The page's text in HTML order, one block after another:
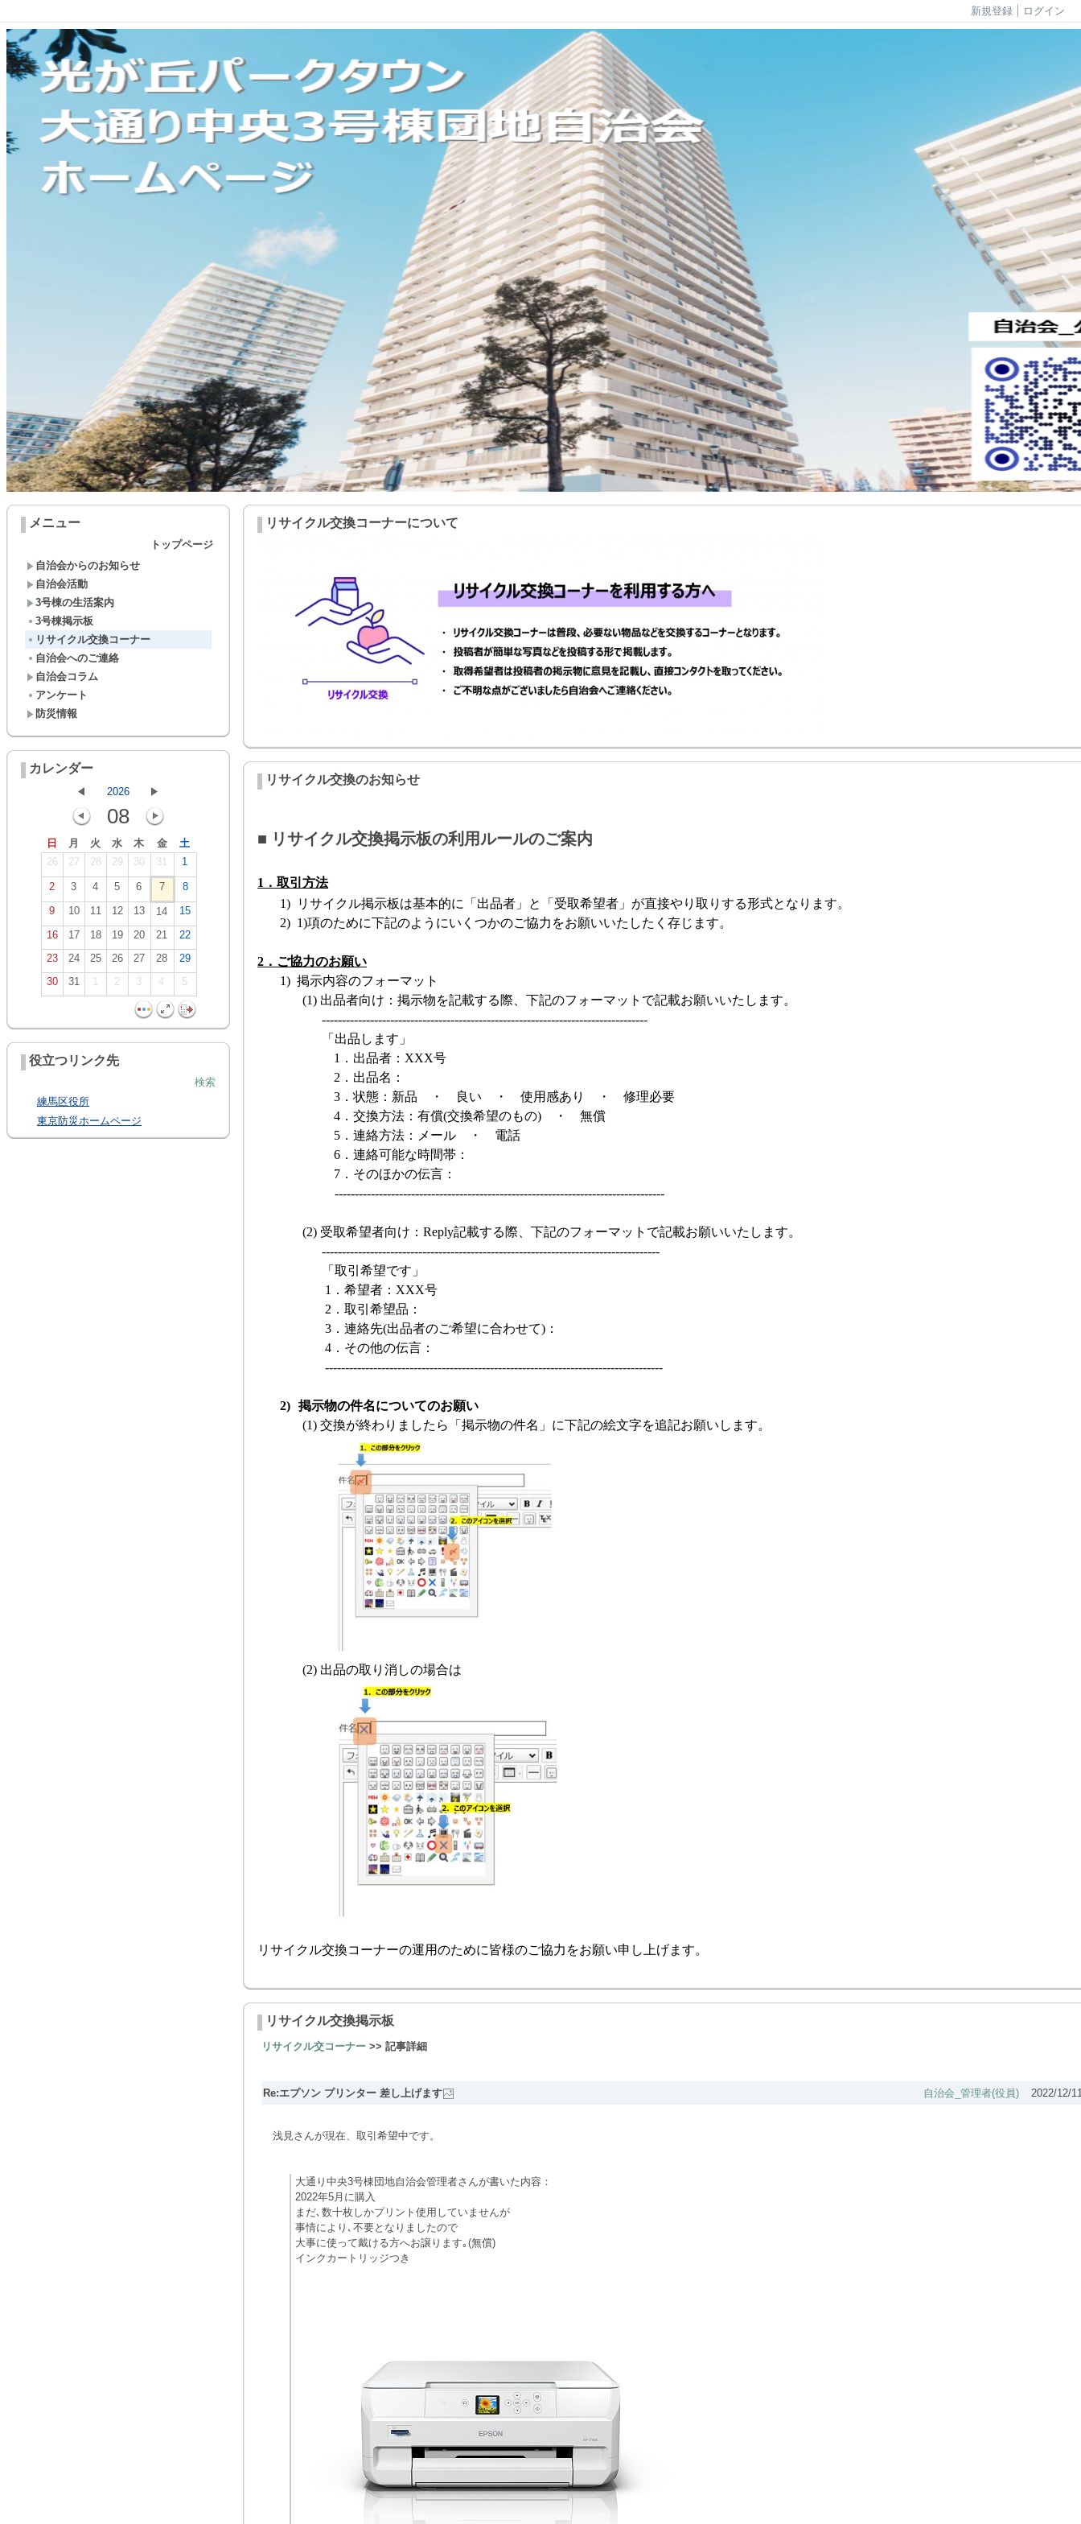
新規登録 ログイン
メニュー
トップページ
自治会からのお知らせ
自治会活動
3号棟の生活案内
3号棟掲示板
リサイクル交換コーナー
自治会へのご連絡
自治会コラム
アンケート
防災情報
カレンダー
2026
08
日 月 火 水 木 金
土
26
27 28 29 30 31 1
2 3 4 5 6 7
8
9
10 11 12 13 14
15
16
17 18 19 20 21
22
23
24 25 26 27 28
29
30
31 1 2 3 4 5
役立つリンク先
検索
練馬区役所
東京防災ホームページ
リサイクル交換コーナーについて
リサイクル交換のお知らせ
■ リサイクル交換掲示板の利用ルールのご案内
1． 取引方法
1)
リサイクル掲示板は基本的に「出品者」と「受取希望者」が直接やり取りする形式となります。
2) 1)項のために下記のようにいくつかのご協力をお願いいたしたく存じます。
2． ご協力のお願い
1) 掲示内容のフォーマット
(1) 出品者向け：掲示物を記載する際、下記のフォーマットで記載お願いいたします。
---------------------------------------------------------------------------------
「出品します」
1． 出品者： XXX号
2． 出品名：
3． 状態：新品 ・ 良い ・ 使用感あり ・ 修理必要
4． 交換方法：有償(交換希望のもの)・ 無償
5． 連絡方法：メール ・ 電話
6． 連絡可能な時間帯：
7． そのほかの伝言：
----------------------------------------------------------------------------------
(2) 受取希望者向け： Reply記載する際、下記のフォーマットで記載お願いいたします。
------------------------------------------------------------------------------------
「取引希望です」
1． 希望者： XXX号
2． 取引希望品：
3． 連絡先(出品者のご希望に合わせて) ：
4． その他の伝言：
------------------------------------------------------------------------------------
2) 掲示物の件名についてのお願い
(1) 交換が終わりましたら「掲示物の件名」に下記の絵文字を追記お願いします。
(2) 出品の取り消しの場合は
リサイクル交換コーナーの運用のために皆様のご協力をお願い申し上げます。
リサイクル交換掲示板
リサイクル交コーナー >> 記事詳細
Re:エプソン プリンター 差し上げます 自治会_管理者(役員) 2022/12/
浅見さんが現在、取引希望中です。
大通り中央3号棟団地自治会管理者さんが書いた内容：
2022年5月に購入
まだ､数十枚しかプリント使用していませんが
事情により､不要となりましたので
大事に使って戴ける方へお譲ります｡(無償)
インクカートリッジつき